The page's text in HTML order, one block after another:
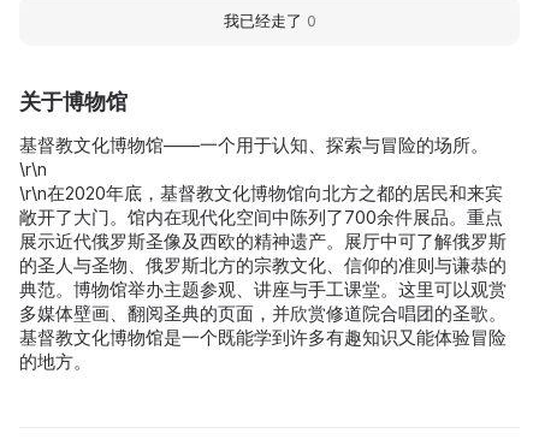
关于博物馆
基督教文化博物馆——一个用于认知、探索与冒险的场所。
\r\n
\r\n在2020年底，基督教文化博物馆向北方之都的居民和来宾
敞开了大门。馆内在现代化空间中陈列了700余件展品。重点
展示近代俄罗斯圣像及西欧的精神遗产。展厅中可了解俄罗斯
的圣人与圣物、俄罗斯北方的宗教文化、信仰的准则与谦恭的
典范。博物馆举办主题参观、讲座与手工课堂。这里可以观赏
多媒体壁画、翻阅圣典的页面，并欣赏修道院合唱团的圣歌。
基督教文化博物馆是一个既能学到许多有趣知识又能体验冒险
的地方。
我已经走了 0